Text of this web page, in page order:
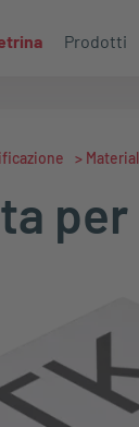
Prodotti
>